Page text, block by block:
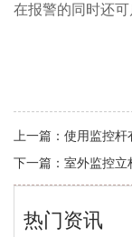
在报警的同时还可
上一篇： 使用监控杆
下一篇： 室外监控立
热门资讯